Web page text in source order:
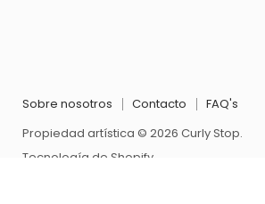
Sobre nosotros
Contacto
FAQ's
Propiedad artística © 2026 Curly Stop.
Tecnología de Shopify